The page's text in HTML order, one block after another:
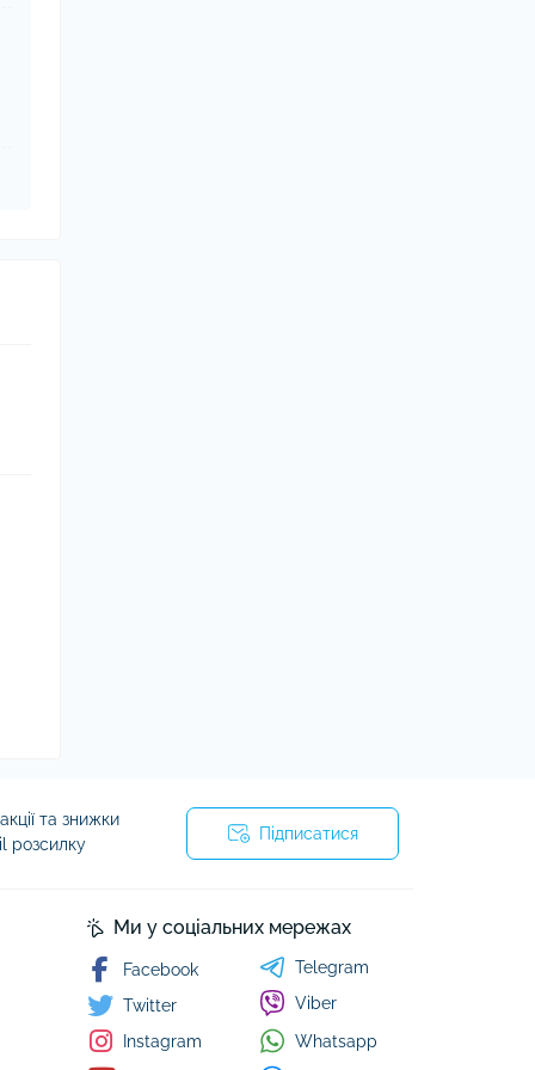
та знижки
розсилку
Підписатися
Ми у соціальних мережах
Facebook
Twitter
Instagram
Telegram
Viber
Whatsapp